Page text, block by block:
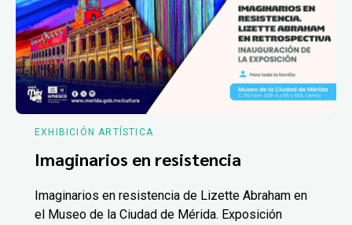
EXHIBICIÓN ARTÍSTICA
Imaginarios en resistencia
Imaginarios en resistencia de Lizette Abraham en
el Museo de la Ciudad de Mérida. Exposición